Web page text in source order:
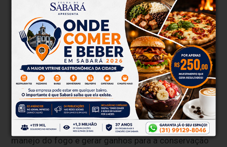
capacitação de equipes, monitoramento territorial,
realização de pesquisas científicas e
desenvolvimento de ações de educação ambiental
junto às comunidades do entorno.
O documento também destaca experiências bem-
sucedidas de queima prescrita em áreas de risco. Em
2025, uma ação realizada em parceria com a
ArcelorMittal BioFlorestas demonstrou que a
integração entre setor público e iniciativa privada
pode aumentar a eficiência das estratégias de
manejo do fogo e gerar ganhos para a conservação